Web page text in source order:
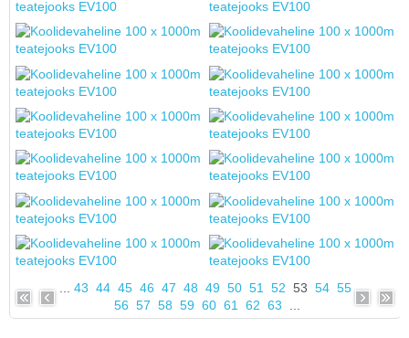
43 44 45 46 47 48 49 50 51 52 53 54 55
56 57 58 59 60 61 62 63